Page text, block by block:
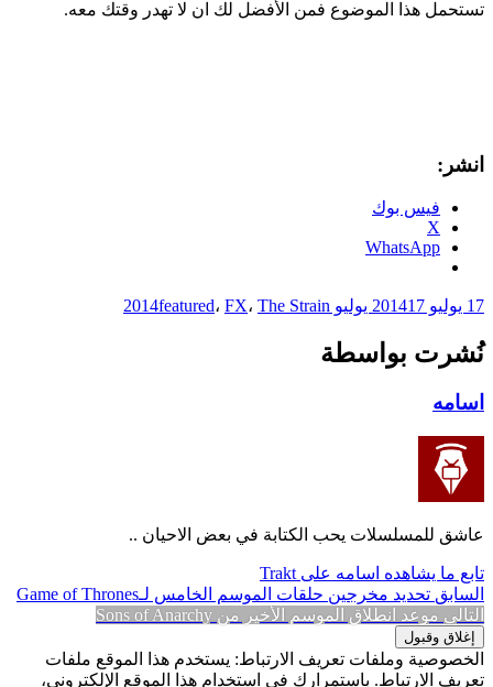
تستحمل هذا الموضوع فمن الأفضل لك ان لا تهدر وقتك معه.
انشر:
فيس بوك
X
WhatsApp
17 يوليو 2014 17 يوليو 2014 featured، FX، The Strain
نُشرت بواسطة
اسامه
عاشق للمسلسلات يحب الكتابة في بعض الاحيان ..
تابع ما يشاهده اسامه على Trakt
تصفّح
المقالات
السابق المقالة
السابقة:
تحديد مخرجين حلقات الموسم الخامس لـGame of Thrones
التالي المقالة
التالية:
موعد انطلاق الموسم الأخير من Sons of Anarchy
الخصوصية وملفات تعريف الارتباط: يستخدم هذا الموقع ملفات
تعريف الارتباط. باستمرارك في استخدام هذا الموقع الإلكتروني،